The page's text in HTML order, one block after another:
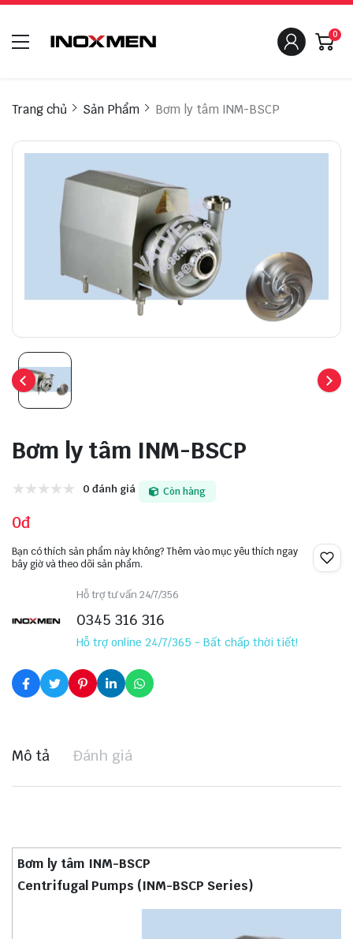
0
Trang chủ Sản Phẩm Bơm ly tâm INM-BSCP
Bơm ly tâm INM-BSCP
0 đánh giá Còn hàng
0đ
Bạn có thích sản phẩm này không? Thêm vào mục yêu thích ngay
bây giờ và theo dõi sản phẩm.
Hỗ trợ tư vấn 24/7/356
0345 316 316
Hỗ trợ online 24/7/365 - Bất chấp thời tiết!
Mô tả Đánh giá
Bơm ly tâm INM-BSCP
Centrifugal Pumps (INM-BSCP Series)